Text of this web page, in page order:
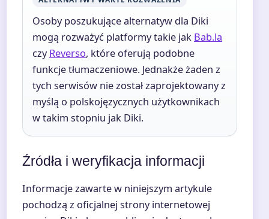
Osoby poszukujące alternatyw dla Diki
mogą rozważyć platformy takie jak Bab.la
czyReverso, które oferują podobne
funkcje tłumaczeniowe. Jednakże żaden z
tych serwisów nie został zaprojektowany z
myślą o polskojęzycznych użytkownikach
w takim stopniu jak Diki.
Źródła i weryfikacja informacji
Informacje zawarte w niniejszym artykule
pochodzą z oficjalnej strony internetowej